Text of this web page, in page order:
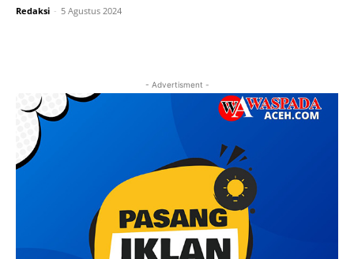
Redaksi - 5 Agustus 2024
- Advertisment -